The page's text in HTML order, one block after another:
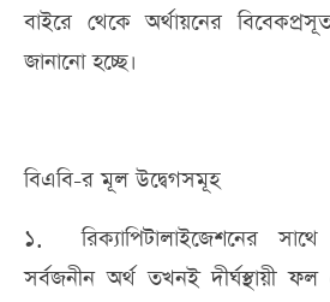
বাইরে থেকে অর্থায়নের
জানানো হচ্ছে।
বিএবি-র মূল উদ্বেগসমূহ
১. রিক্যাপিটালাইজেশনের সাথে
সর্বজনীন অর্থ তখনই দীর্ঘস্থায়ী